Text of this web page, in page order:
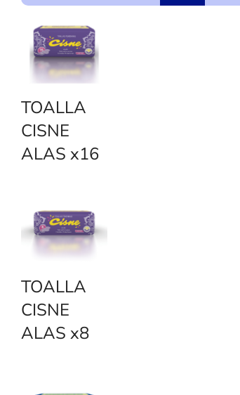
t
TOALLA
CISNE
ALAS x16
TOALLA
CISNE
ALAS x8